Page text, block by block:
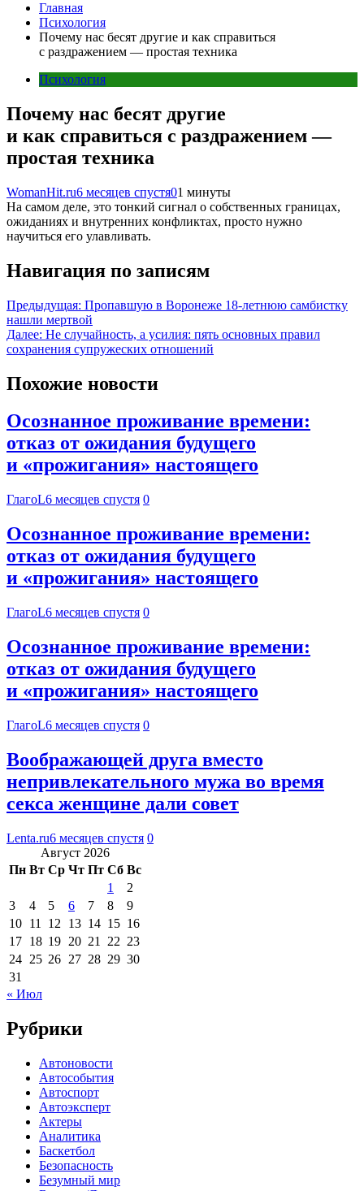
Главная
Психология
Почему нас бесят другие и как справиться
с раздражением — простая техника
Психология
Почему нас бесят другие
и как справиться с раздражением —
простая техника
WomanHit.ru6 месяцев спустя01 минуты
На самом деле, это тонкий сигнал о собственных границах,
ожиданиях и внутренних конфликтах, просто нужно
научиться его улавливать.
Навигация по записям
Предыдущая: Пропавшую в Воронеже 18-летнюю самбистку
нашли мертвой
Далее: Не случайность, а усилия: пять основных правил
сохранения супружеских отношений
Похожие новости
Осознанное проживание времени:
отказ от ожидания будущего
и «прожигания» настоящего
ГлагоL6 месяцев спустя 0
Осознанное проживание времени:
отказ от ожидания будущего
и «прожигания» настоящего
ГлагоL6 месяцев спустя 0
Осознанное проживание времени:
отказ от ожидания будущего
и «прожигания» настоящего
ГлагоL6 месяцев спустя 0
Воображающей друга вместо
непривлекательного мужа во время
секса женщине дали совет
Lenta.ru6 месяцев спустя 0
Август 2026
Пн Вт Ср Чт Пт Сб Вс
1
2
3
4 5 6 7 8
9
10 11 12 13 14 15 16
17 18 19 20 21 22 23
24 25 26 27 28 29 30
31
« Июл
Рубрики
Автоновости
Автособытия
Автоспорт
Автоэксперт
Актеры
Аналитика
Баскетбол
Безопасность
Безумный мир